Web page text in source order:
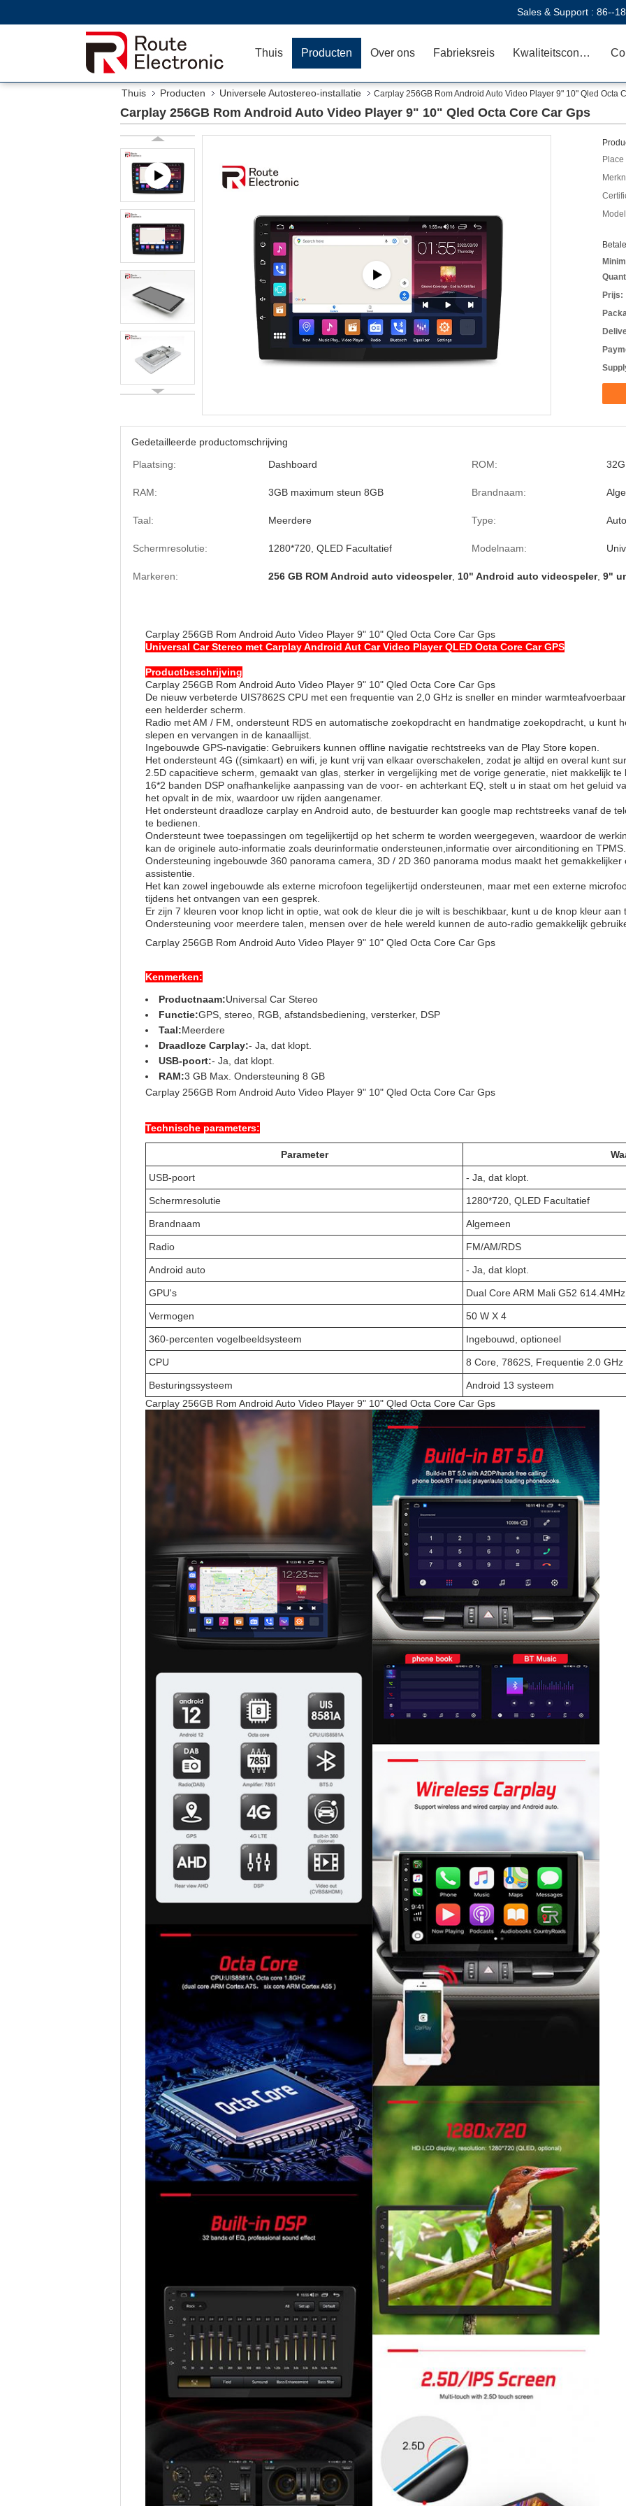
Sales & Support : 86--
Thuis Producten Over ons Fabrieksreis Kwaliteitscontrole
Thuis Producten Universele Autostereo-installatie Carplay 256GB Rom Android Auto Video Player 9" 10" Qled Octa
Carplay 256GB Rom Android Auto Video Player 9" 10" Qled Octa Core Car Gps
Prijs:
Gedetailleerde productomschrijving
Plaatsing:
Dashboard ROM:
RAM: 3GB maximum steun 8GB Brandnaam:
Taal: Meerdere Type:
Schermresolutie: 1280*720, QLED Facultatief Modelnaam:
Markeren: 256 GB ROM Android auto videospeler, 10" Android auto videospeler, 9"
Carplay 256GB Rom Android Auto Video Player 9" 10" Qled Octa Core Car Gps
Universal Car Stereo met Carplay Android Aut Car Video Player QLED Octa Core Car GPS
Productbeschrijving
Carplay 256GB Rom Android Auto Video Player 9" 10" Qled Octa Core Car Gps
De nieuw verbeterde UIS7862S CPU met een frequentie van 2,0 GHz is sneller en minder
een helderder scherm.
Radio met AM / FM, ondersteunt RDS en automatische zoekopdracht en handmatige zoekopdracht, u kunt
slepen en vervangen in de kanaallijst.
Ingebouwde GPS-navigatie: Gebruikers kunnen offline navigatie rechtstreeks van de Play Store kopen.
Het ondersteunt 4G ((simkaart) en wifi, je kunt vrij van elkaar overschakelen, zodat je altijd en overal kunt
2.5D capacitieve scherm, gemaakt van glas, sterker in vergelijking met de vorige generatie, niet makkelijk te
16*2 banden DSP onafhankelijke aanpassing van de voor- en achterkant EQ, stelt u in staat om het geluid
het opvalt in de mix, waardoor uw rijden aangenamer.
Het ondersteunt draadloze carplay en Android auto, de bestuurder kan google map rechtstreeks vanaf de
te bedienen.
Ondersteunt twee toepassingen om tegelijkertijd op het scherm te worden weergegeven, waardoor de
kan de originele auto-informatie zoals deurinformatie ondersteunen,informatie over airconditioning en TPMS.
Ondersteuning ingebouwde 360 panorama camera, 3D / 2D 360 panorama modus maakt het
assistentie.
Het kan zowel ingebouwde als externe microfoon tegelijkertijd ondersteunen, maar met een externe
tijdens het ontvangen van een gesprek.
Er zijn 7 kleuren voor knop licht in optie, wat ook de kleur die je wilt is beschikbaar, kunt u de knop kleur
Ondersteuning voor meerdere talen, mensen over de hele wereld kunnen de auto-radio gemakkelijk
Carplay 256GB Rom Android Auto Video Player 9" 10" Qled Octa Core Car Gps
Kenmerken:
Productnaam:Universal Car Stereo
Functie:GPS, stereo, RGB, afstandsbediening, versterker, DSP
Taal:Meerdere
Draadloze Carplay:- Ja, dat klopt.
USB-poort:- Ja, dat klopt.
RAM:3 GB Max. Ondersteuning 8 GB
Carplay 256GB Rom Android Auto Video Player 9" 10" Qled Octa Core Car Gps
Technische parameters:
Parameter
USB-poort - Ja, dat klopt.
Schermresolutie 1280*720, QLED Facultatief
Brandnaam Algemeen
Radio FM/AM/RDS
Android auto - Ja, dat klopt.
GPU's Dual Core ARM Mali G52 614.4MHz
Vermogen 50 W X 4
360-percenten vogelbeeldsysteem Ingebouwd, optioneel
CPU 8 Core, 7862S, Frequentie 2.0 GHz
Besturingssysteem
Android 13 systeem
Carplay 256GB Rom Android Auto Video Player 9" 10" Qled Octa Core Car Gps